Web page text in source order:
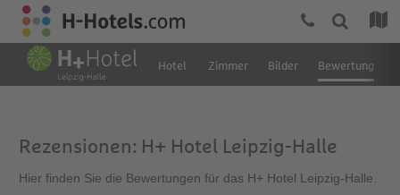
Hotel Zimmer Bilder Bewertung
Rezensionen: H+ Hotel Leipzig-Halle
Hier finden Sie die Bewertungen für das H+ Hotel Leipzig-Halle.